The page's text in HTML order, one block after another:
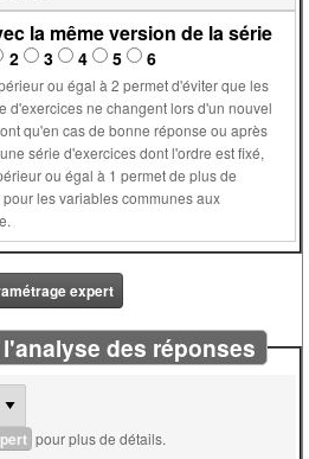
la même version de la série
2 3 4 5 6
ou égal à 2 permet d'éviter que les
d'exercices ne changent lors d'un nouvel
à 1 permet de plus de
les variables communes aux
expert
des réponses
pour plus de détails.